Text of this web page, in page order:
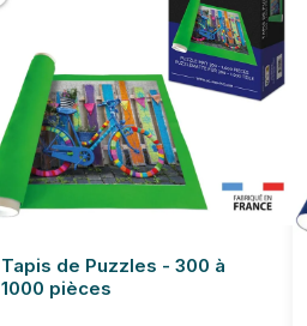
Tapis de Puzzles - 300 à
1000 pièces